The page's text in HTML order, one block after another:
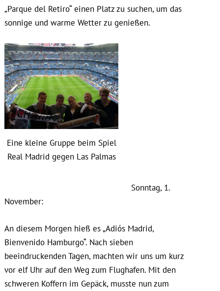
„Parque del Retiro“ einen Platz zu suchen, um das
sonnige und warme Wetter zu genießen.
Eine kleine Gruppe beim Spiel
Real Madrid gegen Las Palmas
Sonntag, 1.
November:
An diesem Morgen hieß es „Adiós Madrid,
Bienvenido Hamburgo“. Nach sieben
beeindruckenden Tagen, machten wir uns um kurz
vor elf Uhr auf den Weg zum Flughafen. Mit den
schweren Koffern im Gepäck, musste nun zum